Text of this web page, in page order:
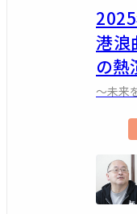
港浪
の熱
～未来